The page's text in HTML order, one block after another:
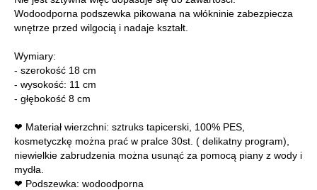
Wodoodporna podszewka pikowana na włókninie zabezpiecza
wnętrze przed wilgocią i nadaje kształt.
Wymiary:
- szerokość 18 cm
- wysokość: 11 cm
- głębokość 8 cm
❤ Materiał wierzchni: sztruks tapicerski, 100% PES,
kosmetyczkę można prać w pralce 30st. ( delikatny program),
niewielkie zabrudzenia można usunąć za pomocą piany z wody i
mydła.
❤ Podszewka: wodoodporna